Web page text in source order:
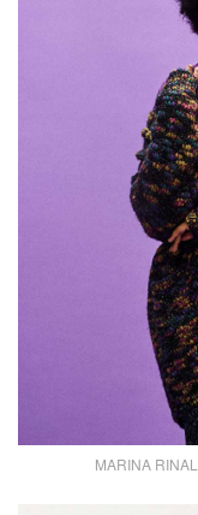
MARINA